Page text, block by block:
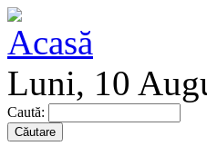
Luni, 10
Caută: